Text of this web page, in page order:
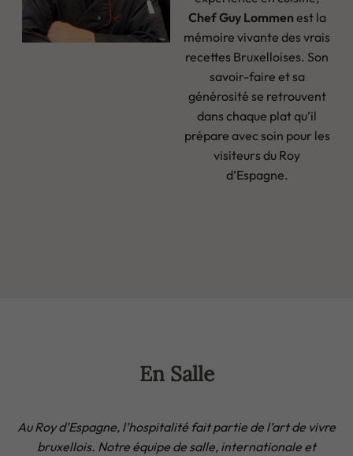
Chef Guy Lommen est la
mémoire vivante des vrais
recettes Bruxelloises. Son
savoir-faire et sa
générosité se retrouvent
dans chaque plat qu’il
prépare avec soin pour les
visiteurs du Roy
d’Espagne.
En Salle
Au Roy d’Espagne, l’hospitalité fait partie de l’art de vivre
bruxellois. Notre équipe de salle, internationale et